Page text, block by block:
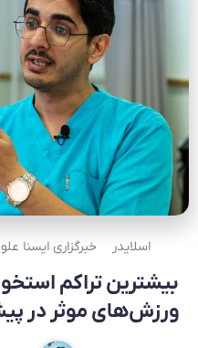
اسلایدر خبرگزاری ایسنا
ورزش‌های موثر در